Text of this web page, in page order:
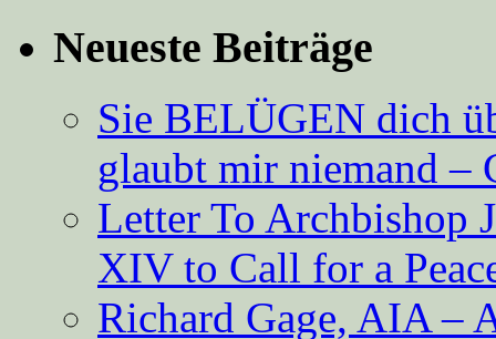
Neueste Beiträge
Sie BELÜGEN dich
glaubt mir niemand –
Letter To Archbishop
XIV to Call for a
Richard Gage, AIA –